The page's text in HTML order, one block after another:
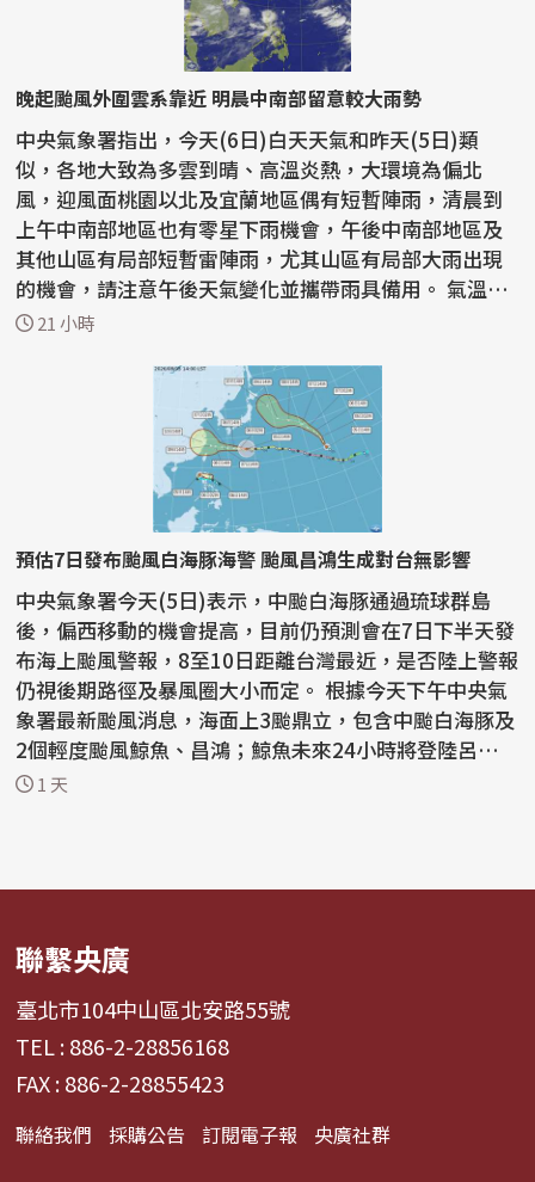
晚起颱風外圍雲系靠近 明晨中南部留意較大雨勢
中央氣象署指出，今天(6日)白天天氣和昨天(5日)類
似，各地大致為多雲到晴、高溫炎熱，大環境為偏北
風，迎風面桃園以北及宜蘭地區偶有短暫陣雨，清晨到
上午中南部地區也有零星下雨機會，午後中南部地區及
其他山區有局部短暫雷陣雨，尤其山區有局部大雨出現
的機會，請注意午後天氣變化並攜帶雨具備用。 氣溫方
面，各地...
21 小時
預估7日發布颱風白海豚海警 颱風昌鴻生成對台無影響
中央氣象署今天(5日)表示，中颱白海豚通過琉球群島
後，偏西移動的機會提高，目前仍預測會在7日下半天發
布海上颱風警報，8至10日距離台灣最近，是否陸上警報
仍視後期路徑及暴風圈大小而定。 根據今天下午中央氣
象署最新颱風消息，海面上3颱鼎立，包含中颱白海豚及
2個輕度颱風鯨魚、昌鴻；鯨魚未來24小時將登陸呂宋
島...1 天
聯繫央廣
臺北市104中山區北安路55號
TEL : 886-2-28856168
FAX : 886-2-28855423
聯絡我們 採購公告 訂閱電子報 央廣社群